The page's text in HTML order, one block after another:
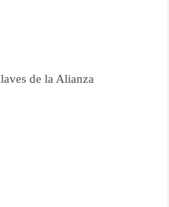
de la Alianza